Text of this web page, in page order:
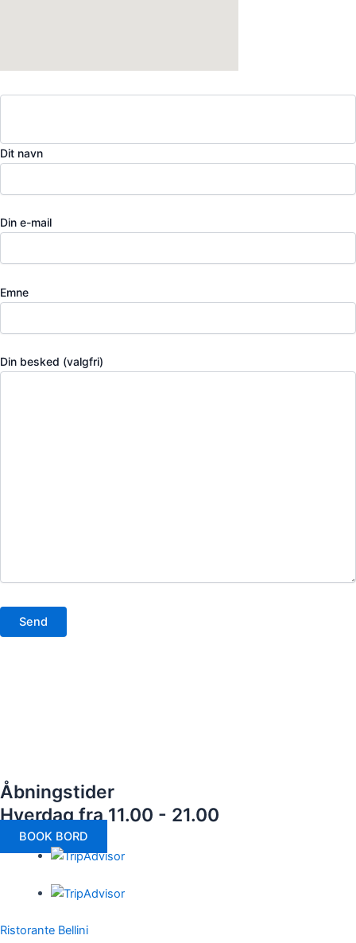
Dit navn
Din e-mail
Emne
Din besked (valgfri)
Åbningstider
Hverdag fra 11.00 - 21.00
BOOK BORD
Ristorante Bellini